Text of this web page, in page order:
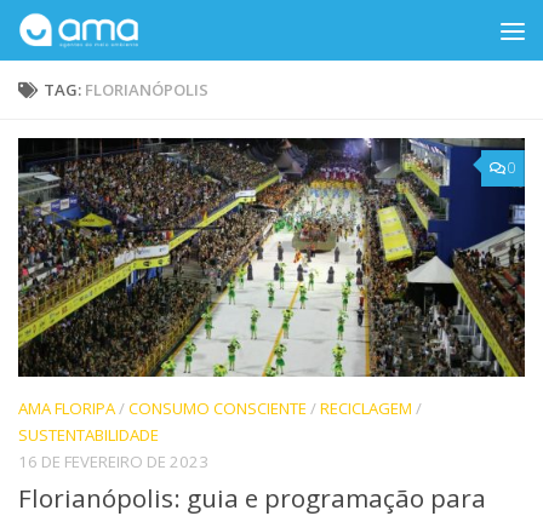
Skip to content
TAG: FLORIANÓPOLIS
0
AMA FLORIPA/CONSUMO CONSCIENTE/RECICLAGEM /
SUSTENTABILIDADE
16 DE FEVEREIRO DE 2023
Florianópolis: guia e programação para